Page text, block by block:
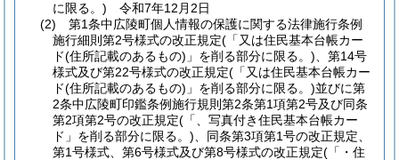
に限る。) 令和7年12月2日
(2)
第1条中広陵町個人情報の保護に関する法律施行条例
施行細則第2号様式の改正規定(「又は住民基本台帳カー
ド(住所記載のあるもの) 」を削る部分に限る。) 、第14号
様式及び第22号様式の改正規定(「又は住民基本台帳カー
ド(住所記載のあるもの) 」を削る部分に限る。)並びに第
2条中広陵町印鑑条例施行規則第2条第1項第2号及び同条
第2項第2号の改正規定(「、写真付き住民基本台帳カー
ド」を削る部分に限る。) 、同条第3項第1号の改正規定、
第1号様式、第6号様式及び第8号様式の改正規定(「・住